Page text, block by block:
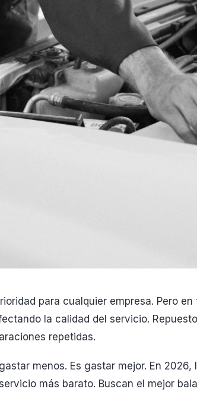
para cualquier empresa. Pero
la calidad del servicio.
repetidas.
menos. Es gastar mejor. En 2026,
más barato. Buscan el mejor